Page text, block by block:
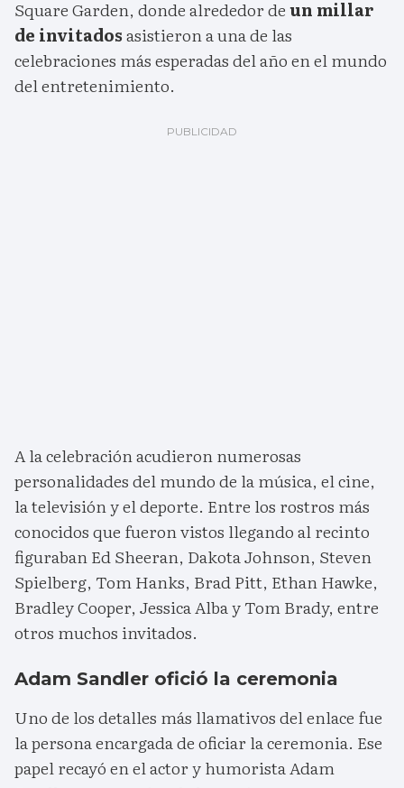
Square Garden, donde alrededor deun millar
de invitadosasistieron a una de las
celebraciones más esperadas del año en el mundo
del entretenimiento.
A la celebración acudieron numerosas
personalidades del mundo de la música, el cine,
la televisión y el deporte. Entre los rostros más
conocidos que fueron vistos llegando al recinto
figuraban Ed Sheeran, Dakota Johnson, Steven
Spielberg, Tom Hanks, Brad Pitt, Ethan Hawke,
Bradley Cooper, Jessica Alba y Tom Brady, entre
otros muchos invitados.
Adam Sandler ofició la ceremonia
Uno de los detalles más llamativos del enlace fue
la persona encargada de oficiar la ceremonia. Ese
papel recayó en el actor y humorista Adam